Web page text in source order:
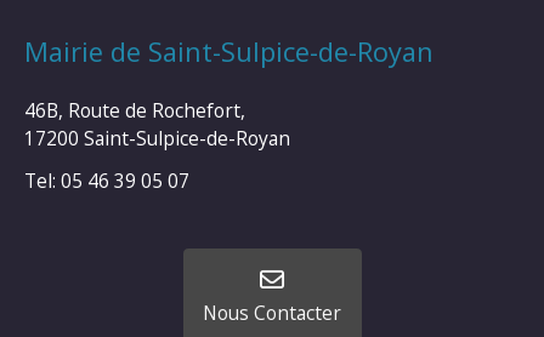
Mairie de Saint-Sulpice-de-Royan
46B, Route de Rochefort,
17200 Saint-Sulpice-de-Royan
Tel: 05 46 39 05 07
Nous Contacter